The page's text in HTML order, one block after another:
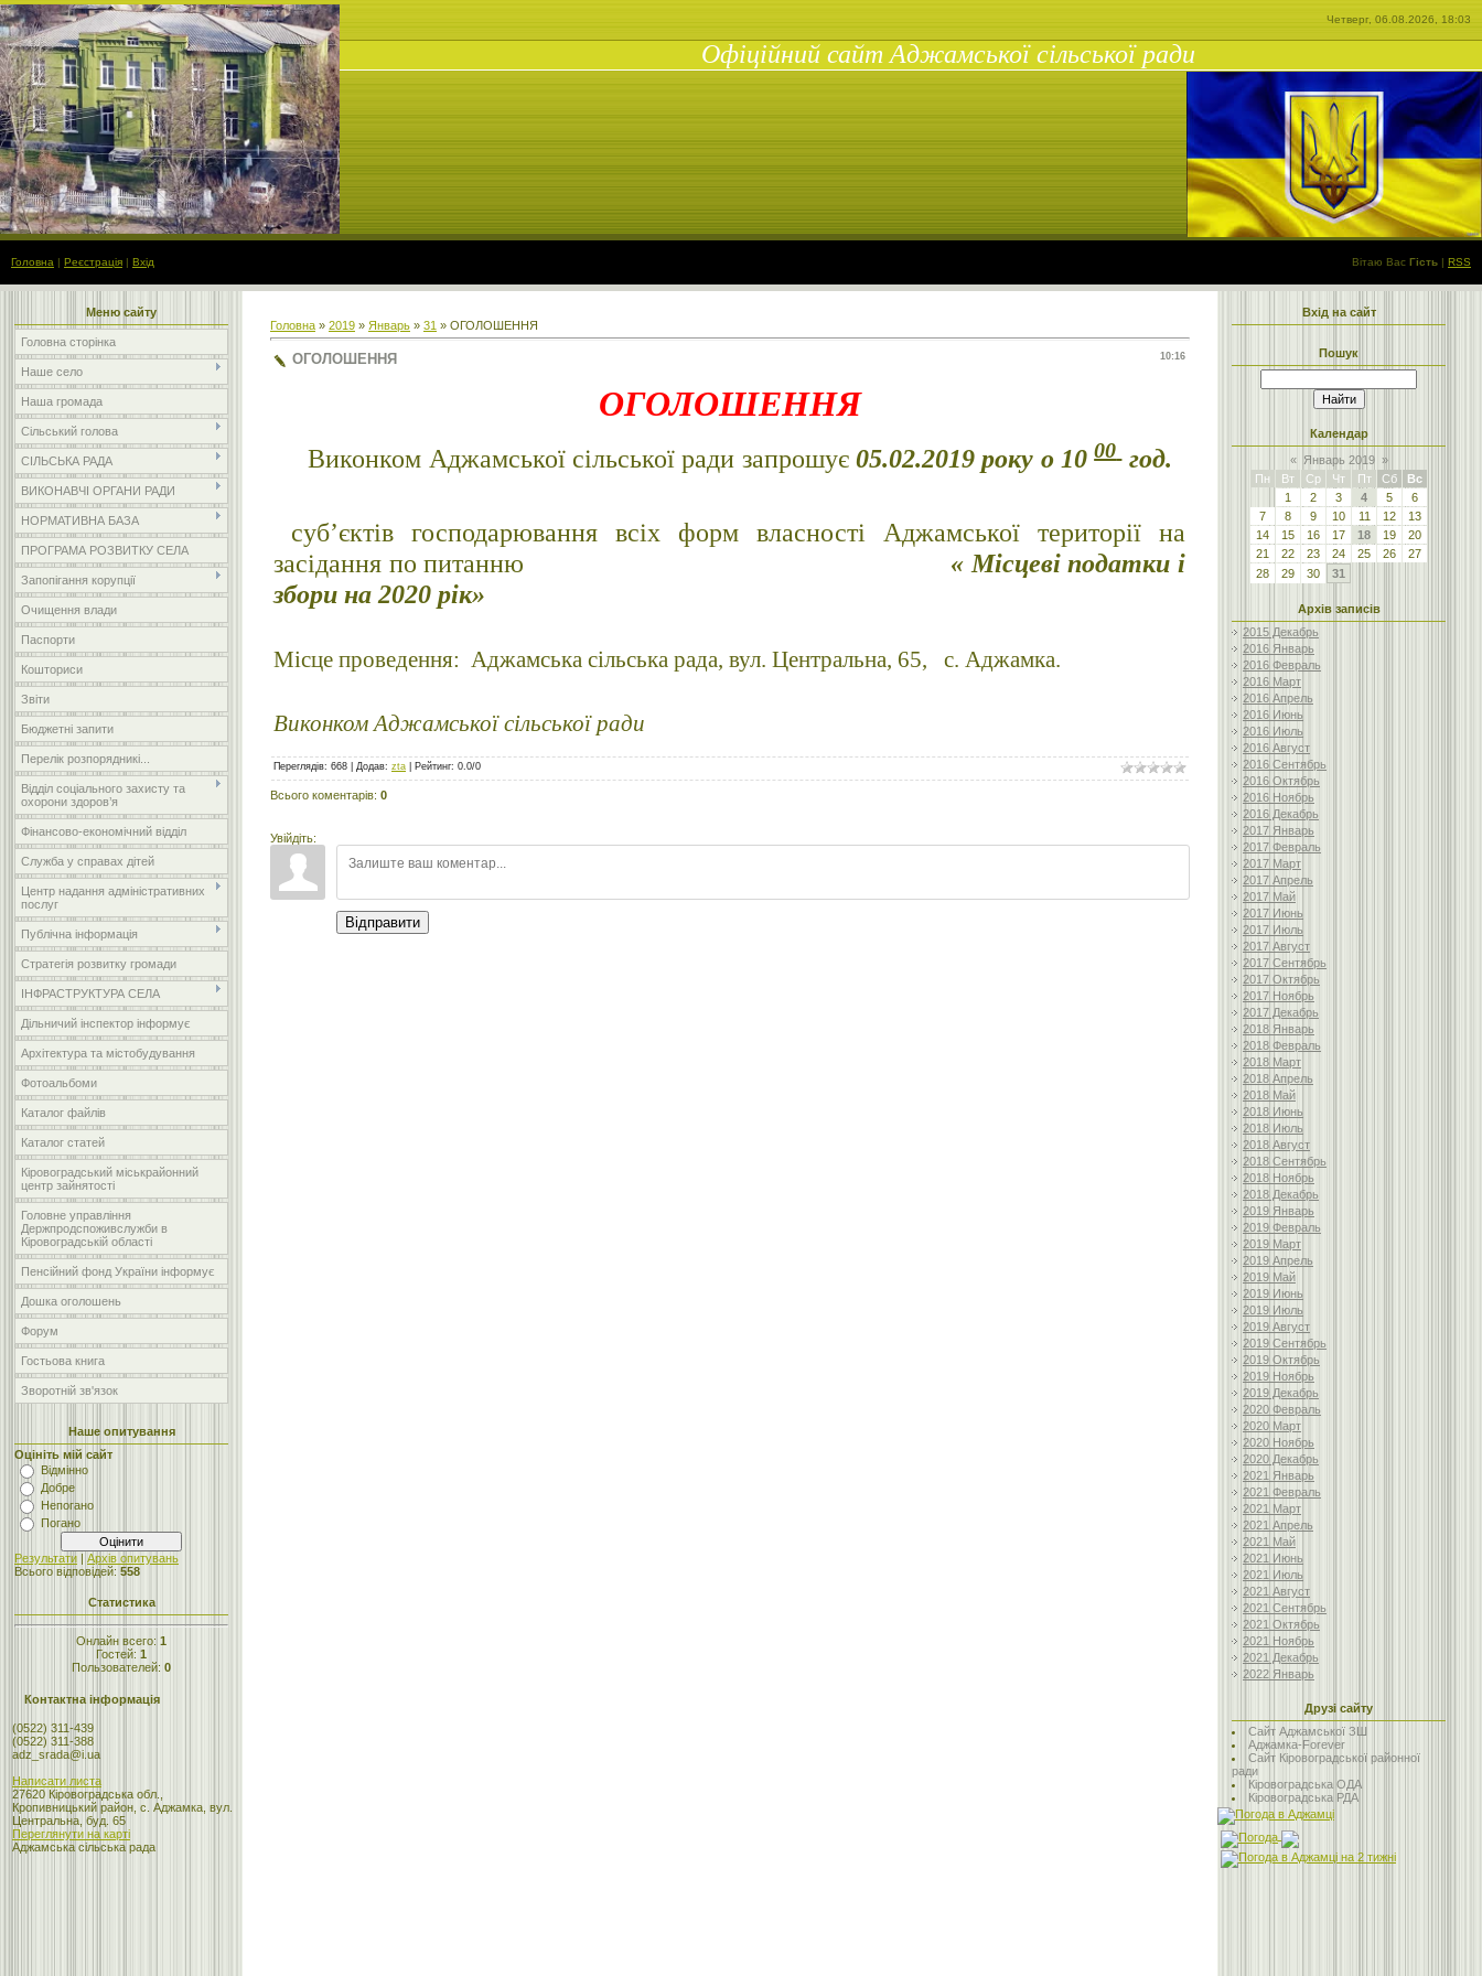
Четверг, 06.08.2026, 18:03
Офіційний сайт Аджамської сільської ради
Головна | Реєстрація | Вхід Вітаю Вас Гість | RSS
Меню сайту
Головна сторінка
Наше село
Наша громада
Сільський голова
СІЛЬСЬКА РАДА
ВИКОНАВЧІ ОРГАНИ РАДИ
НОРМАТИВНА БАЗА
ПРОГРАМА РОЗВИТКУ СЕЛА
Запопігання корупції
Очищення влади
Паспорти
Кошториси
Звіти
Бюджетні запити
Перелік розпорядникі...
Відділ соціального захисту та
охорони здоров’я
Фінансово-економічний відділ
Служба у справах дітей
Центр надання адміністративних
послуг
Публічна інформація
Стратегія розвитку громади
ІНФРАСТРУКТУРА СЕЛА
Дільничий інспектор інформує
Архітектура та містобудування
Фотоальбоми
Каталог файлів
Каталог статей
Кіровоградський міськрайонний
центр зайнятості
Головне управління
Держпродспоживслужби в
Кіровоградській області
Пенсійний фонд України інформує
Дошка оголошень
Форум
Гостьова книга
Зворотній зв'язок
Наше опитування
Оцініть мій сайт
Відмінно
Добре
Непогано
Погано
Результати | Архів опитувань
Всього відповідей: 558
Статистика
Онлайн всего: 1
Гостей: 1
Пользователей: 0
Контактна інформація
(0522) 311-439
(0522) 311-388
adz_srada@i.ua
Написати листа
27620 Кіровоградська обл.,
Кропивницький район, с. Аджамка, вул.
Центральна, буд. 65
Переглянути на карті
Аджамська сільська рада
Головна » 2019 » Январь » 31 » ОГОЛОШЕННЯ
10:16
ОГОЛОШЕННЯ
ОГОЛОШЕННЯ
Виконком Аджамської сільської ради запрошує 05.02.2019 року о 1000 год.
суб’єктів господарювання всіх форм власності Аджамської території на
засідання по питанню « Місцеві податки і
збори на 2020 рік»
Місце проведення: Аджамська сільська рада, вул. Центральна, 65, с. Аджамка.
Виконком Аджамської сільської ради
Переглядів: 668 Додав: zta Рейтинг: 0.0/0
Всього коментарів: 0
Увійдіть:
Відправити
Вхід на сайт
Пошук
Календар
«
Январь 2019 »
Пн
Вт Ср Чт Пт Сб
Вс
1
2 3 4 5
6
7
8 9 10 11 12
13
14
15 16 17 18 19
20
21
22 23 24 25 26
27
28
29 30 31
Архів записів
2015 Декабрь
2016 Январь
2016 Февраль
2016 Март
2016 Апрель
2016 Июнь
2016 Июль
2016 Август
2016 Сентябрь
2016 Октябрь
2016 Ноябрь
2016 Декабрь
2017 Январь
2017 Февраль
2017 Март
2017 Апрель
2017 Май
2017 Июнь
2017 Июль
2017 Август
2017 Сентябрь
2017 Октябрь
2017 Ноябрь
2017 Декабрь
2018 Январь
2018 Февраль
2018 Март
2018 Апрель
2018 Май
2018 Июнь
2018 Июль
2018 Август
2018 Сентябрь
2018 Ноябрь
2018 Декабрь
2019 Январь
2019 Февраль
2019 Март
2019 Апрель
2019 Май
2019 Июнь
2019 Июль
2019 Август
2019 Сентябрь
2019 Октябрь
2019 Ноябрь
2019 Декабрь
2020 Февраль
2020 Март
2020 Ноябрь
2020 Декабрь
2021 Январь
2021 Февраль
2021 Март
2021 Апрель
2021 Май
2021 Июнь
2021 Июль
2021 Август
2021 Сентябрь
2021 Октябрь
2021 Ноябрь
2021 Декабрь
2022 Январь
Друзі сайту
Сайт Аджамської ЗШ
Аджамка-Forever
Сайт Кіровоградської районної
ради
Кіровоградська ОДА
Кіровоградська РДА